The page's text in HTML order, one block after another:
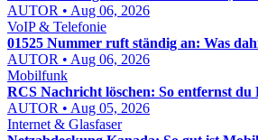
AUTOR • Aug 06, 2026
VoIP & Telefonie
01525 Nummer ruft ständig an: Was
AUTOR • Aug 06, 2026
Mobilfunk
RCS Nachricht löschen: So entfernst
AUTOR • Aug 05, 2026
Internet & Glasfaser